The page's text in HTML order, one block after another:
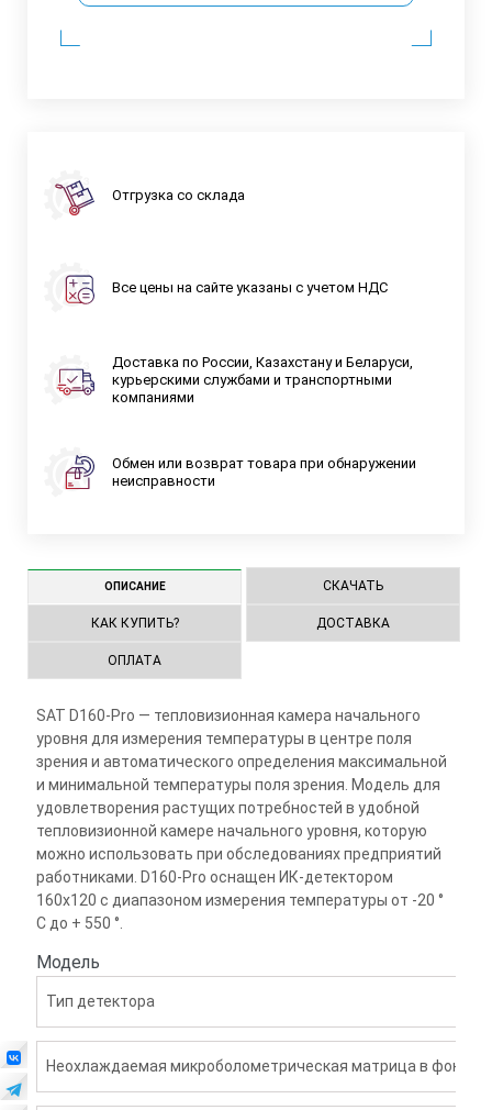
Отгрузка со склада
Все цены на сайте указаны с учетом НДС
Доставка по России, Казахстану и Беларуси,
курьерскими службами и транспортными
компаниями
Обмен или возврат товара при обнаружении
неисправности
ОПИСАНИЕ СКАЧАТЬ
КАК КУПИТЬ? ДОСТАВКА
ОПЛАТА
SAT D160-Pro — тепловизионная камера начального
уровня для измерения температуры в центре поля
зрения и автоматического определения максимальной
и минимальной температуры поля зрения. Модель для
удовлетворения растущих потребностей в удобной
тепловизионной камере начального уровня, которую
можно использовать при обследованиях предприятий
работниками. D160-Pro оснащен ИК-детектором
160x120 с диапазоном измерения температуры от -20 °
C до + 550 °.
Модель
Тип детектора
Неохлаждаемая микроболометрическая матрица в